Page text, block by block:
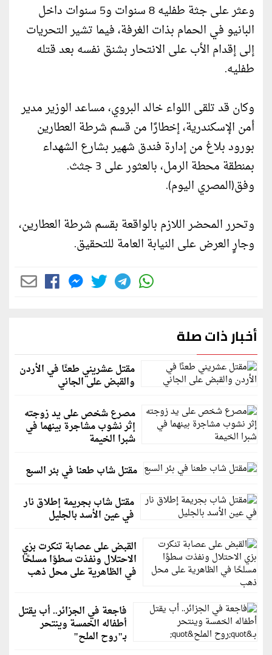
وعثر على جثة طفليه 8 سنوات و5 سنوات داخل
البانيو في الحمام بذات الغرفة، فيما تشير التحريات
إلى إقدام الأب على الانتحار بشنق نفسه بعد قتله
طفليه.
وكان قد تلقى اللواء خالد البروي، مساعد الوزير مدير
أمن الإسكندرية، إخطارًا من قسم شرطة العطارين
بورود بلاغ من إدارة فندق شهير بشارع الشهداء
بمنطقة محطة الرمل، بالعثور على 3 جثث.
وفق(المصري اليوم).
وتحرر المحضر اللازم بالواقعة بقسم شرطة العطارين،
وجارٍ العرض على النيابة العامة للتحقيق.
أخبار ذات صلة
مقتل عشريني طعنًا في الأردن
والقبض على الجاني
مصرع شخص على يد زوجته
إثر نشوب مشاجرة بينهما في
شبرا الخيمة
مقتل شاب طعنا في بئر السبع
مقتل شاب بجريمة إطلاق نار
في عين الأسد بالجليل
القبض على عصابة تنكرت بزي
الاحتلال ونفذت سطوًا مسلحًا
في الظاهرية على محل ذهب
فاجعة في الجزائر.. أب يقتل
أطفاله الخمسة وينتحر
بـ"روح الملح"